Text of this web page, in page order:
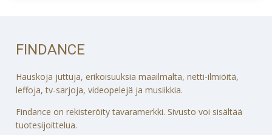
FINDANCE
Hauskoja juttuja, erikoisuuksia maailmalta, netti-ilmiöitä,
leffoja, tv-sarjoja, videopelejä ja musiikkia.
Findance on rekisteröity tavaramerkki. Sivusto voi sisältää
tuotesijoittelua.